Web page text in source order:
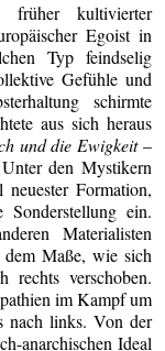
früher kultivierter
Egoist in
Typ feindselig
Gefühle und
schirmte
aus sich heraus
und die Ewigkeit–
den Mystikern
Formation,
ein.
Materialisten
Maße, wie sich
rechts verschoben.
im Kampf um
nach links. Von der
anarchischen Ideal